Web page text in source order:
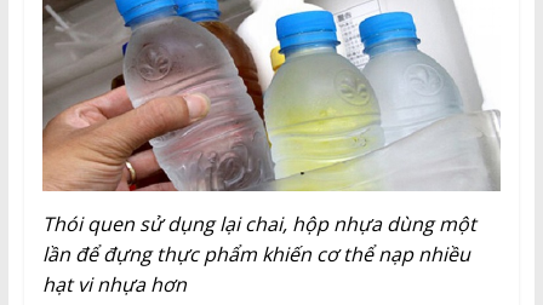
Thói quen sử dụng lại chai, hộp nhựa dùng một
lần để đựng thực phẩm khiến cơ thể nạp nhiều
hạt vi nhựa hơn